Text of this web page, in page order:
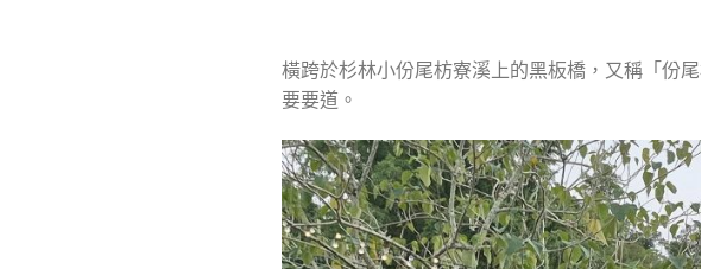
橫跨於杉林小份尾枋寮溪上的黑板橋，又稱「份
要要道。